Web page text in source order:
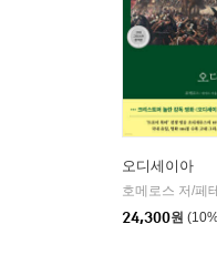
오디세이아
24,300원